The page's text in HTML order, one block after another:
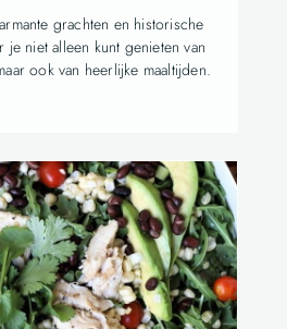
grachten en historische
je niet alleen kunt genieten van
ook van heerlijke maaltijden.